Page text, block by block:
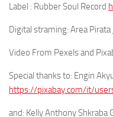
Label : Rubber Soul Record
Digital straming: Area Pirata
Video From Pexels and
Special thanks to: Engin
https://pixabay.com/it/
and: Kelly Anthony Shkraba